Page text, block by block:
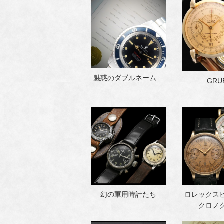
魅惑のダブルネーム
幻の軍用時計たち
ロレックス
クロノ